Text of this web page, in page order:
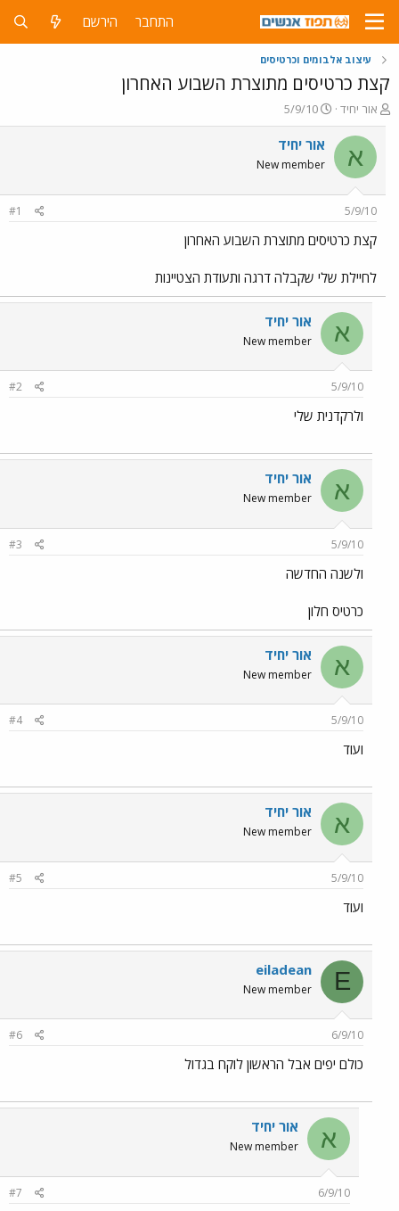
התחבר הירשם
עיצוב אלבומים וכרטיסים
קצת כרטיסים מתוצרת השבוע האחרון
פ
ו
ת
ח
ה
ו
ש
א
אור יחיד
פ
ו
ר
ם
ר
5/9/10
א אור יחיד
New member
5/9/10
#1
קצת כרטיסים מתוצרת השבוע האחרון
לחיילת שלי שקבלה דרגה ותעודת הצטיינות
א אור יחיד
New member
5/9/10
#2
ולרקדנית שלי
א אור יחיד
New member
5/9/10
#3
ולשנה החדשה
כרטיס חלון
א אור יחיד
New member
5/9/10
#4
ועוד
א אור יחיד
New member
5/9/10
#5
ועוד
E
eiladean
New member
6/9/10
#6
כולם יפים אבל הראשון לוקח בגדול
א אור יחיד
New member
6/9/10
#7